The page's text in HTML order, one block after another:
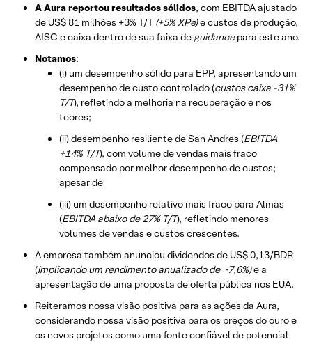
A Aura reportou resultados sólidos, com EBITDA ajustado
de US$ 81 milhões +3% T/T (+5% XPe)e custos de produção,
AISC e caixa dentro de sua faixa de guidancepara este ano.
Notamos:
(i) um desempenho sólido para EPP, apresentando um
desempenho de custo controlado (custos caixa -31%
T/T), refletindo a melhoria na recuperação e nos
teores;
(ii) desempenho resiliente de San Andres (EBITDA
+14% T/T), com volume de vendas mais fraco
compensado por melhor desempenho de custos;
apesar de
(iii) um desempenho relativo mais fraco para Almas
(EBITDA abaixo de 27% T/T), refletindo menores
volumes de vendas e custos crescentes.
A empresa também anunciou dividendos de US$ 0,13/BDR
(implicando um rendimento anualizado de ~7,6%)e a
apresentação de uma proposta de oferta pública nos EUA.
Reiteramos nossa visão positiva para as ações da Aura,
considerando nossa visão positiva para os preços do ouro e
os novos projetos como uma fonte confiável de potencial